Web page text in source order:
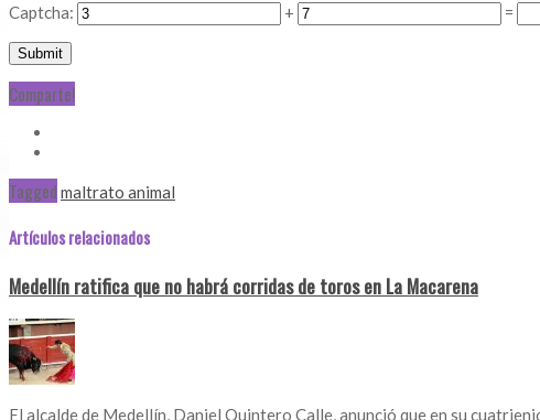
Captcha: + =
Comparte!
Tagged maltrato animal
Artículos relacionados
Medellín ratifica que no habrá corridas de toros en La Macarena
El alcalde de Medellín, Daniel Quintero Calle, anunció que en su